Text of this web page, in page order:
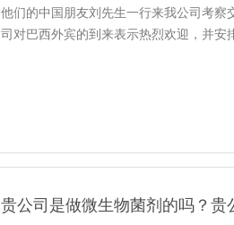
他们的中国朋友刘先生一行来我公司考察
司对巴西外宾的到来表示热烈欢迎，并安
贵公司是做微生物菌剂的吗？贵